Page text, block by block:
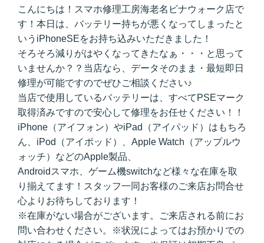
こんにちは！スマホ修理工房海老名ビナウォーク店で
す！本日は、バッテリー持ちが悪くなってしまったと
いうiPhoneSEをお持ち込みいただきました！
そろそろ減りがはやくなってきたなぁ・・・と思って
いませんか？？当店なら、データそのまま・最短即日
修理が可能ですのでぜひご相談ください♪
当店で使用しているバッテリーは、すべてPSEマーク
取得済みですので安心して修理をお任せください！！
iPhone（アイフォン）やiPad（アイパッド）はもちろ
ん、iPod（アイポッド）、Apple Watch（アップルウ
ォッチ）などのApple製品、
Androidスマホ、ゲーム機switchなど様々な在庫を取
り揃えてます！スタッフ一同お客様のご来店お問合せ
心よりお待ちしております！
※在庫がない場合がございます。ご来店される前にお
問い合わせください。※状況によってはお預かりでの